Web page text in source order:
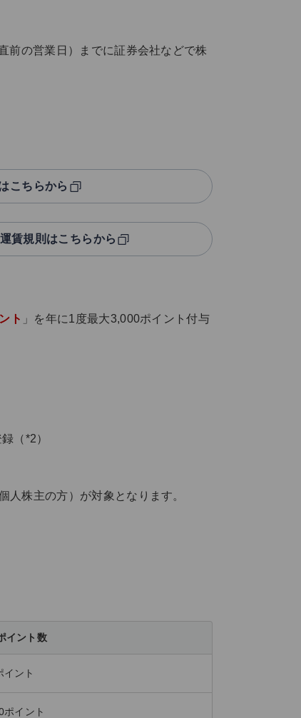
前の営業日）までに証券会社などで株
こちらから
賃規則はこちらから
ト 」を年に1度最大3,000ポイント付与
（*2）
株主の方）が対象となります。
イント数
イント
ポイント